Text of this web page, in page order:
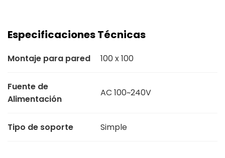
Especificaciones Técnicas
Montaje para pared 100 x 100
Fuente de
Alimentación
AC 100~240V
Tipo de soporte Simple